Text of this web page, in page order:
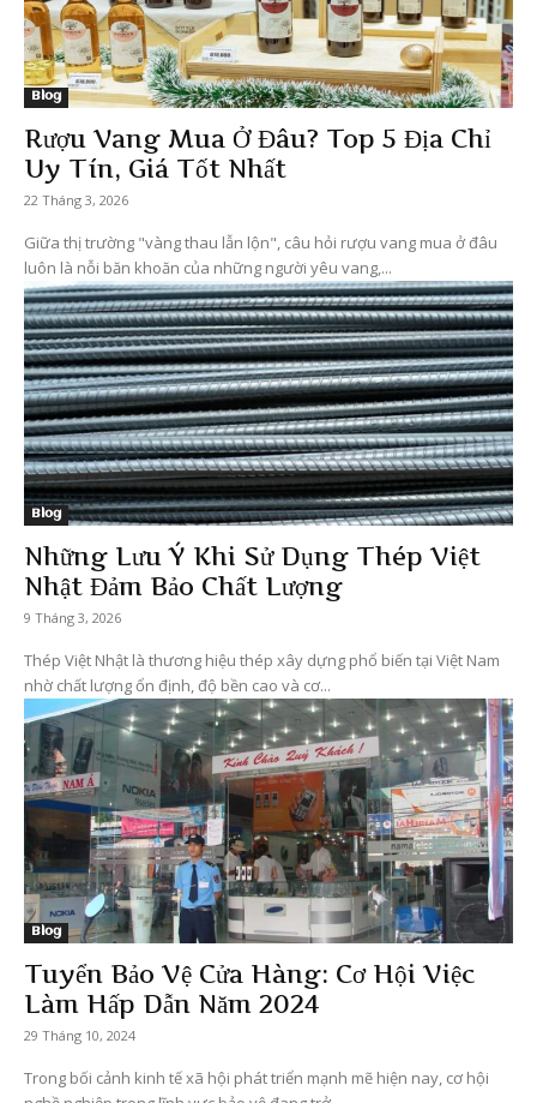
Blog
Rượu Vang Mua Ở Đâu? Top 5 Địa Chỉ
Uy Tín, Giá Tốt Nhất
22 Tháng 3, 2026
Giữa thị trường "vàng thau lẫn lộn", câu hỏi rượu vang mua ở đâu
luôn là nỗi băn khoăn của những người yêu vang,...
Blog
Những Lưu Ý Khi Sử Dụng Thép Việt
Nhật Đảm Bảo Chất Lượng
9 Tháng 3, 2026
Thép Việt Nhật là thương hiệu thép xây dựng phổ biến tại Việt Nam
nhờ chất lượng ổn định, độ bền cao và cơ...
Blog
Tuyển Bảo Vệ Cửa Hàng: Cơ Hội Việc
Làm Hấp Dẫn Năm 2024
29 Tháng 10, 2024
Trong bối cảnh kinh tế xã hội phát triển mạnh mẽ hiện nay, cơ hội